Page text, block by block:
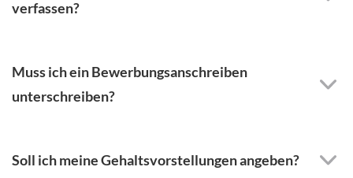
verfassen?
Muss ich ein Bewerbungsanschreiben
unterschreiben?
Soll ich meine Gehaltsvorstellungen angeben?